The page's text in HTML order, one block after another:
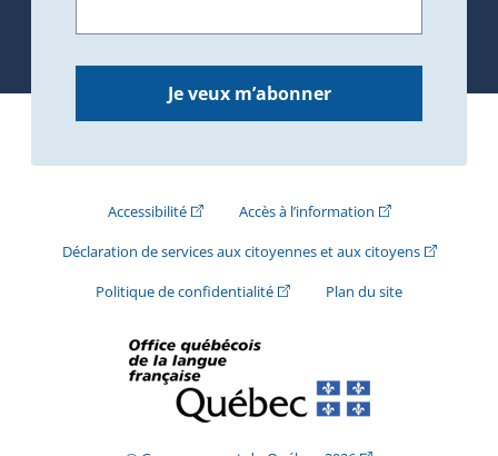
Je veux m’abonner
Accessibilité(Cet hyperlien externe s'ouvrira dans une
Accès à l’information(Cet hyperlien
Déclaration de services aux citoyennes et aux citoyens(Cet
Politique de confidentialité(Cet hyperlien externe s'ouvrira
Plan du site